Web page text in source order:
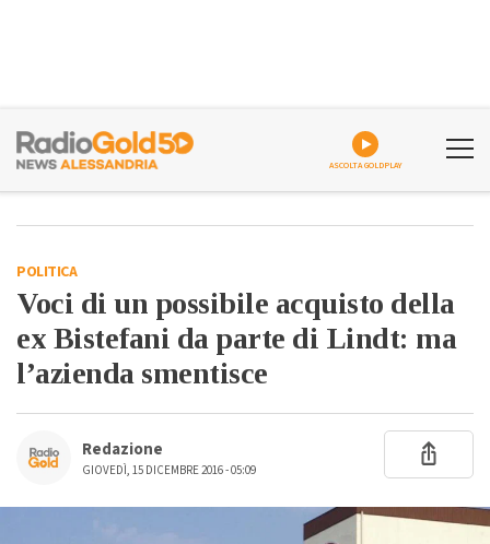
ASCOLTA GOLDPLAY
POLITICA
Voci di un possibile acquisto della
ex Bistefani da parte di Lindt: ma
l’azienda smentisce
Redazione
GIOVEDÌ, 15 DICEMBRE 2016 - 05:09